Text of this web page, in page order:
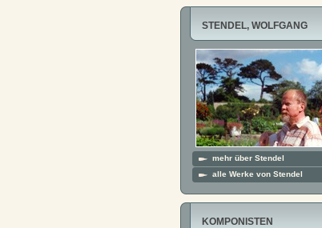
STENDEL, WOLFGANG
mehr über Stendel
alle Werke von Stendel
KOMPONISTEN